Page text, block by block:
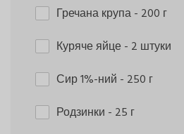
Гречана крупа- 200 г
Куряче яйце- 2 штуки
Сир 1%-ний - 250 г
Родзинки - 25 г